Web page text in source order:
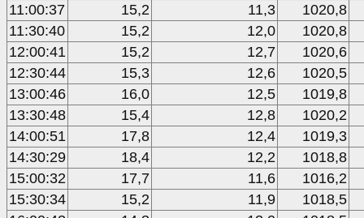
11:00:37
15,2 11,3
1020,8
11:30:40
15,2 12,0
1020,8
12:00:41
15,2 12,7
1020,6
12:30:44
15,3 12,6
1020,5
13:00:46
16,0 12,5
1019,8
13:30:48
15,4 12,8
1020,2
14:00:51
17,8 12,4
1019,3
14:30:29
18,4 12,2
1018,8
15:00:32
17,7 11,6
1016,2
15:30:34
15,2 11,9
1018,5